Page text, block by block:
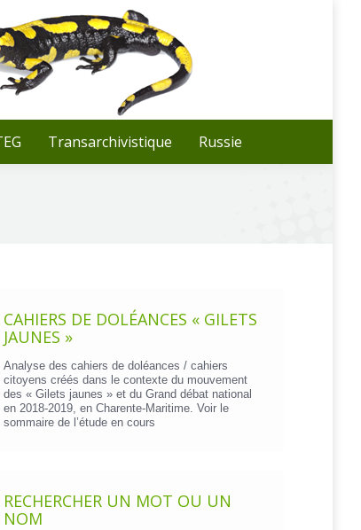
Recherche
:
Transarchivistique Russie
CAHIERS DE DOLÉANCES « GILETS
JAUNES »
Analyse des cahiers de doléances / cahiers
citoyens créés dans le contexte du mouvement
des « Gilets jaunes » et du Grand débat national
en 2018-2019, en Charente-Maritime. Voir le
sommaire de l’étude en cours
RECHERCHER UN MOT OU UN
NOM